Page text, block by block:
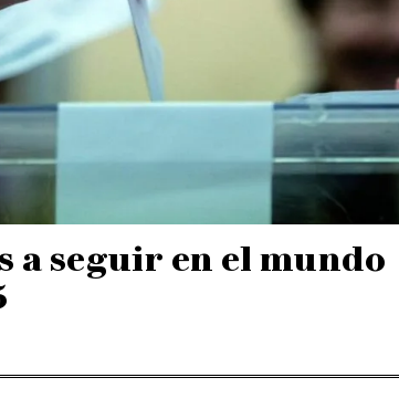
a seguir en el mundo